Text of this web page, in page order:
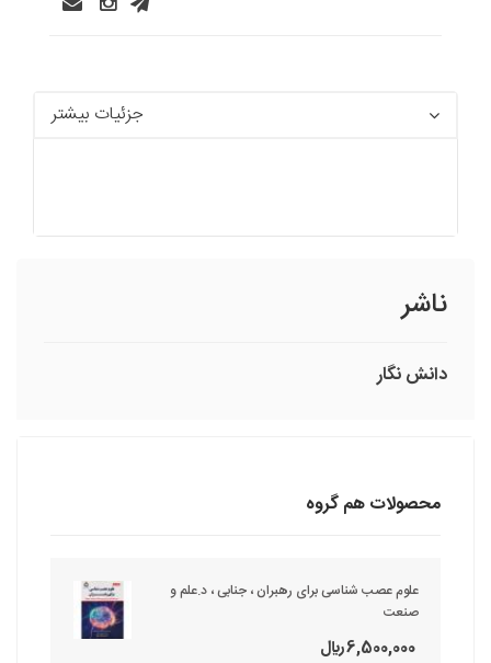
جزئیات بیشتر
ناشر
دانش‏ نگار
محصولات هم گروه
علوم عصب شناسی برای رهبران ، جنابی ، د.علم و
صنعت
6,500,000 ريال